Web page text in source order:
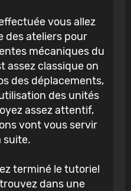
vous allez
des ateliers pour
mécaniques du
assez classique on
des déplacements,
des unités
assez attentif,
vont vous servir
suite.
terminé le tutoriel
dans une